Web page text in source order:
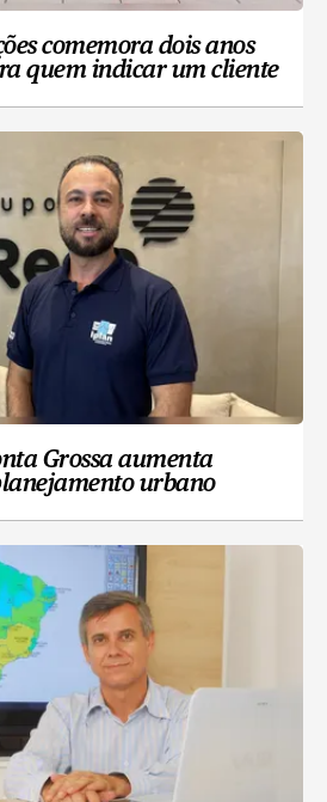
comemora dois anos
quem indicar um cliente
Grossa aumenta
urbano